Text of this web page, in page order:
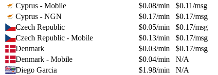
Cyprus - Mobile
$0.08/min $0.11/msg
Cyprus - NGN
$0.17/min $0.17/msg
Czech Republic
$0.05/min $0.17/msg
Czech Republic - Mobile
$0.13/min $0.17/msg
Denmark
$0.03/min $0.17/msg
Denmark - Mobile
$0.04/min
N/A
Diego Garcia
$1.98/min
N/A